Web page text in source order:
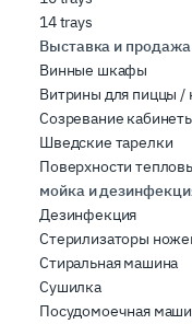
14 trays
Выставка и продажа
Винные шкафы
Витрины для пиццы /
Созревание
Шведские тарелки
Поверхности
мойка и
Дезинфекция
Стерилизаторы
Стиральная машина
Сушилка
Посудомоечная